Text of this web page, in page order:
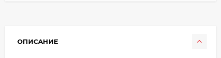
ОПИСАНИЕ